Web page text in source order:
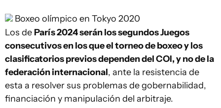
Boxeo olímpico en Tokyo 2020
Los de París 2024 serán los segundos Juegos
consecutivos en los que el torneo de boxeo y los
clasificatorios previos dependen del COI, y no de la
federación internacional, ante la resistencia de
esta a resolver sus problemas de gobernabilidad,
financiación y manipulación del arbitraje.